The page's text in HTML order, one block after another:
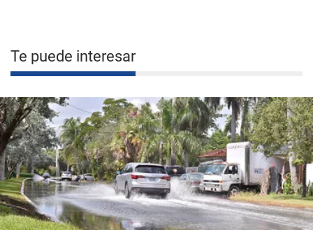
Te puede interesar